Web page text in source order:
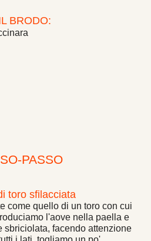
BRODO:
PASSO
toro sfilacciata
come quello di un toro con cui
l'aove nella paella e
sbriciolata, facendo attenzione